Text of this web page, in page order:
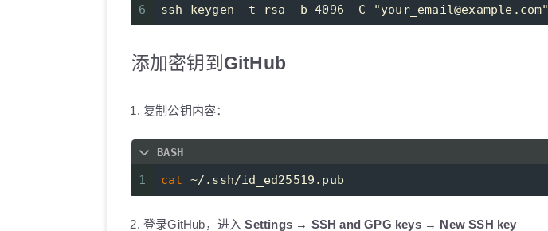
6
ssh-keygen -t rsa -b 4096 -C
"your_email@example.com"
添加密钥到GitHub
复制公钥内容：
BASH
1 cat ~/.ssh/id_ed25519.pub
登录GitHub，进入Settings → SSH and GPG keys→ New SSH key